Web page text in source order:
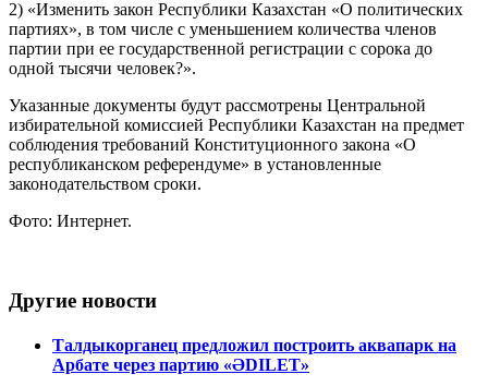
2) «Изменить закон Республики Казахстан «О политических
партиях», в том числе с уменьшением количества членов
партии при ее государственной регистрации с сорока до
одной тысячи человек?».
Указанные документы будут рассмотрены Центральной
избирательной комиссией Республики Казахстан на предмет
соблюдения требований Конституционного закона «О
республиканском референдуме» в установленные
законодательством сроки.
Фото: Интернет.
Другие новости
Талдыкорганец предложил построить аквапарк на
Арбате через партию «ӘDILET»